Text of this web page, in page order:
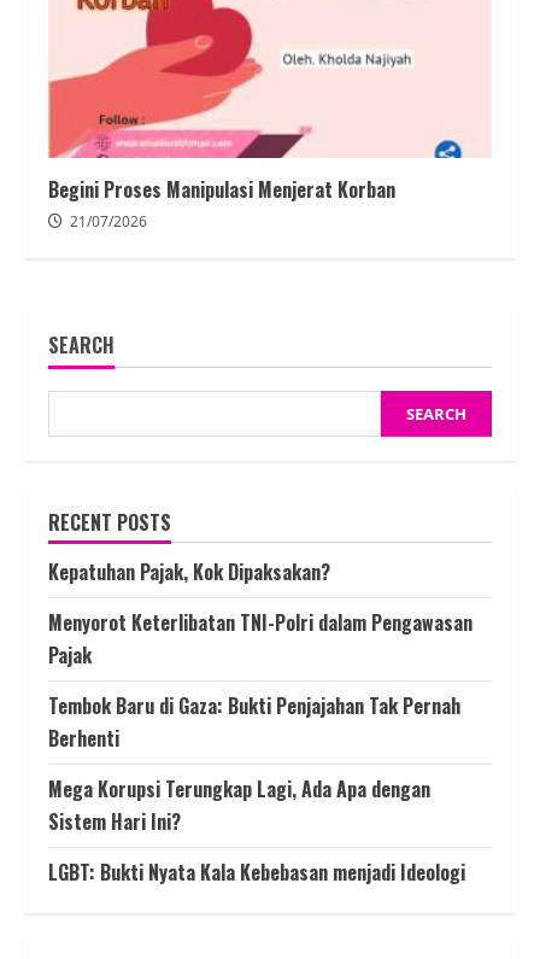
Begini Proses Manipulasi Menjerat Korban
21/07/2026
SEARCH
SEARCH
RECENT POSTS
Kepatuhan Pajak, Kok Dipaksakan?
Menyorot Keterlibatan TNI-Polri dalam Pengawasan
Pajak
Tembok Baru di Gaza: Bukti Penjajahan Tak Pernah
Berhenti
Mega Korupsi Terungkap Lagi, Ada Apa dengan
Sistem Hari Ini?
LGBT: Bukti Nyata Kala Kebebasan menjadi Ideologi